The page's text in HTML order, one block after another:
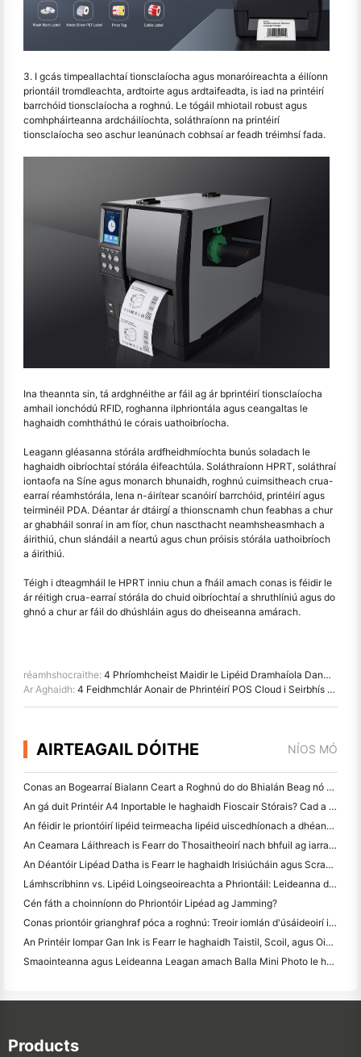
3. I gcás timpeallachtaí tionsclaíocha agus monaróireachta a éilíonn
priontáil tromdleachta, ardtoirte agus ardtaifeadta, is iad na printéirí
barrchóid tionsclaíocha a roghnú. Le tógáil mhiotail robust agus
comhpháirteanna ardcháilíochta, soláthraíonn na printéirí
tionsclaíocha seo aschur leanúnach cobhsaí ar feadh tréimhsí fada.
Ina theannta sin, tá ardghnéithe ar fáil ag ár bprintéirí tionsclaíocha
amhail ionchódú RFID, roghanna ilphriontála agus ceangaltas le
haghaidh comhtháthú le córais uathoibríocha.
Leagann gléasanna stórála ardfheidhmíochta bunús soladach le
haghaidh oibríochtaí stórála éifeachtúla. Soláthraíonn HPRT, soláthraí
iontaofa na Síne agus monarch bhunaidh, roghnú cuimsitheach crua-
earraí réamhstórála, lena n-áirítear scanóirí barrchóid, printéirí agus
teirminéil PDA. Déantar ár dtáirgí a thionscnamh chun feabhas a chur
ar ghabháil sonraí in am fíor, chun nascthacht neamhsheasmhach a
áirithiú, chun slándáil a neartú agus chun próisis stórála uathoibríoch
a áirithiú.
Téigh i dteagmháil le HPRT inniu chun a fháil amach conas is féidir le
ár réitigh crua-earraí stórála do chuid oibríochtaí a shruthlíniú agus do
ghnó a chur ar fáil do dhúshláin agus do dheiseanna amárach.
réamhshocraithe: 4 Phríomhcheist Maidir le Lipéid Dramhaíola Danmhara Caithfidh tú a fhios
Ar Aghaidh: 4 Feidhmchlár Aonair de Phrintéirí POS Cloud i Seirbhís Bhia agus Retail
AIRTEAGAIL DÓITHE NÍOS MÓ
Conas an Bogearraí Bialann Ceart a Roghnú do do Bhialán Beag nó Meánmhéide
An gá duit Printéir A4 Inportable le haghaidh Fioscair Stórais? Cad a Oibríonn i ndáiríre
An féidir le priontóirí lipéid teirmeacha lipéid uiscedhíonach a dhéanamh do tháirgí gnó beag?
An Ceamara Láithreach is Fearr do Thosaitheoirí nach bhfuil ag iarraidh páipéar a chaitheamh
An Déantóir Lipéad Datha is Fearr le haghaidh Irisiúcháin agus Scrapbooking: Cuir Tuilleadh Datha le Gach Leathanach
Lámhscríbhinn vs. Lipéid Loingseoireachta a Phriontáil: Leideanna do Ghnólachtaí Beaga in 2026
Cén fáth a choinníonn do Phriontóir Lipéad ag Jamming?
Conas priontóir grianghraf póca a roghnú: Treoir iomlán d'úsáideoirí iris, taistil agus iPhone
An Printéir Iompar Gan Ink is Fearr le haghaidh Taistil, Scoil, agus Oibre Soghluaiste: Athbhreithniú Hanin MT620 Pro
Smaointeanna agus Leideanna Leagan amach Balla Mini Photo le haghaidh maisiú seomra leapa agus dormitory
Products